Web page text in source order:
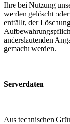
Ihre bei Nutzung
werden gelöscht
entfällt, der
anderslautenden
gemacht werden.
Serverdaten
Aus technischen